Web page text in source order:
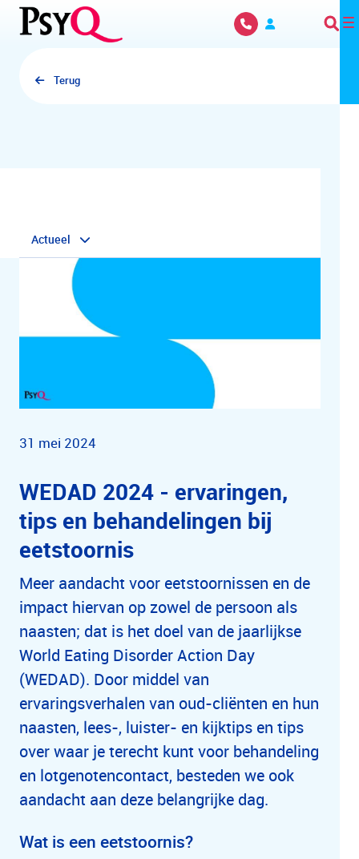
Overslaan en naar hoofdinhoud gaan
Terug
Actueel
31 mei 2024
WEDAD 2024 - ervaringen,
tips en behandelingen bij
eetstoornis
Meer aandacht voor eetstoornissen en de
impact hiervan op zowel de persoon als
naasten; dat is het doel van de jaarlijkse
World Eating Disorder Action Day
(WEDAD). Door middel van
ervaringsverhalen van oud-cliënten en hun
naasten, lees-, luister- en kijktips en tips
over waar je terecht kunt voor behandeling
en lotgenotencontact, besteden we ook
aandacht aan deze belangrijke dag.
Wat is een eetstoornis?